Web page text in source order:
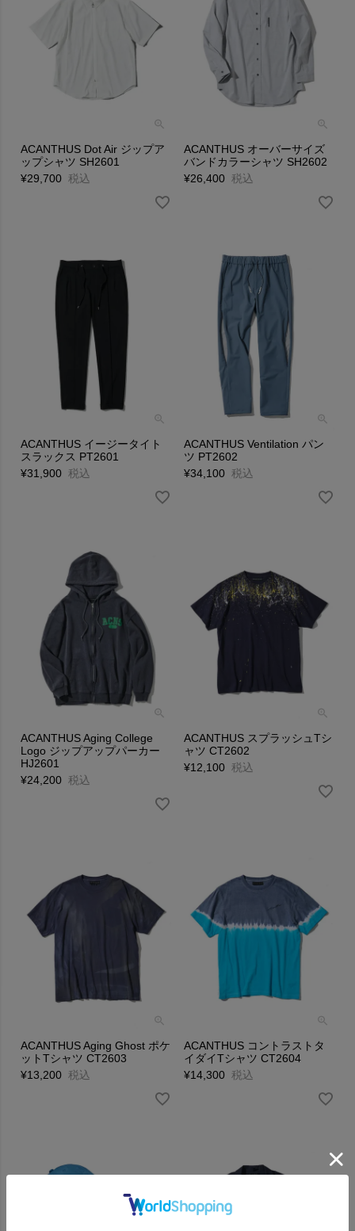
ACANTHUS Dot Air ジップア
ップシャツ SH2601
¥29,700 税込
ACANTHUS オーバーサイズ
バンドカラーシャツ SH2602
¥26,400 税込
ACANTHUS イージータイト
スラックス PT2601
¥31,900 税込
ACANTHUS Ventilation パン
ツ PT2602
¥34,100 税込
ACANTHUS Aging College
Logo ジップアップパーカー
HJ2601
¥24,200 税込
ACANTHUS スプラッシュTシ
ャツ CT2602
¥12,100 税込
ACANTHUS Aging Ghost ポケ
ットTシャツ CT2603
¥13,200 税込
ACANTHUS コントラストタ
イダイTシャツ CT2604
¥14,300 税込